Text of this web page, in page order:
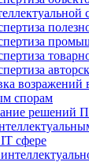
возражений
спорам
решений
сфере